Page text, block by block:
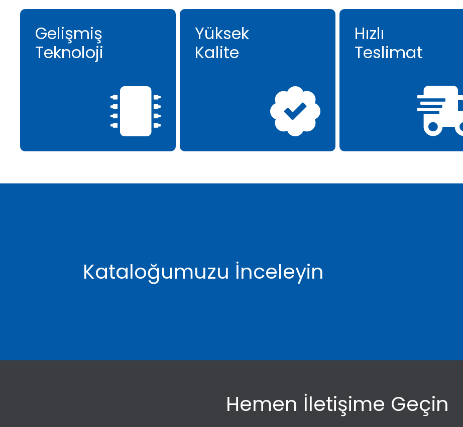
Gelişmiş
Teknoloji
Yüksek
Kalite
Hızlı
Teslimat
Kataloğumuzu İnceleyin
Hemen İletişime Geçin